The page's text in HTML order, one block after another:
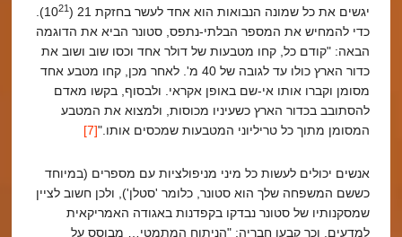
יגשים את כל שמונה הנבואות הוא אחד לעשר בחזקת 21 (10
21
).
כדי להמחיש את המספר הבלתי-נתפס, סטונר הביא את הדוגמה
הבאה: "קודם כל, קחו מטבעות של דולר אחד וכסו שוב ושוב את
כדור הארץ כולו עד לגובה של 40 מ'. לאחר מכן, קחו מטבע אחד
מסומן וקברו אותו אי-שם באופן אקראי. ולבסוף, בקשו מאדם
להסתובב בכדור הארץ כשעיניו מכוסות, ולמצוא את המטבע
המסומן מתוך כל טריליוני המטבעות שמכסים אותו."[7]
אנשים יכולים לעשות כל מיני מניפולציות עם מספרים (במיוחד
כששם המשפחה שלך הוא סטונר, כלומר 'סטלן'), ולכן חשוב לציין
שמסקנותיו של סטונר נבדקו בקפדנות באגודה האמריקאית
למדעים, וכך קבעו חבריה: "הניתוח המתמטי… מבוסס על